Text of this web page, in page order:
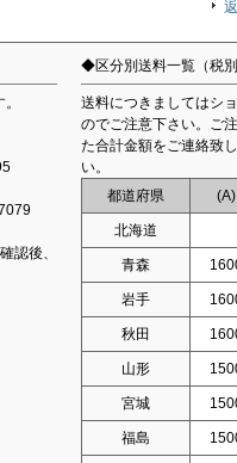
認後、
◆区分別送料一覧（税別
送料につきましてはシ
のでご注意下さい。ご
た合計金額をご連絡致
い。
都道府県
(A)
北海道
青森
岩手
秋田
山形
宮城
福島